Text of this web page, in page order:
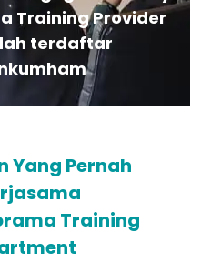
Training Provider
terdaftar
Yang Pernah
Training